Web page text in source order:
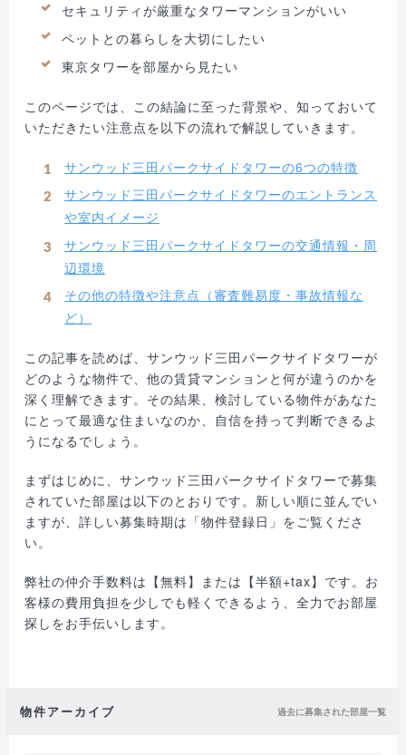
セキュリティが厳重なタワーマンションがいい
ペットとの暮らしを大切にしたい
東京タワーを部屋から見たい
このページでは、この結論に至った背景や、知っておいて
いただきたい注意点を以下の流れで解説していきます。
サンウッド三田パークサイドタワーの6つの特徴
サンウッド三田パークサイドタワーのエントランス
や室内イメージ
サンウッド三田パークサイドタワーの交通情報・周
辺環境
その他の特徴や注意点（審査難易度・事故情報な
ど）
この記事を読めば、サンウッド三田パークサイドタワーが
どのような物件で、他の賃貸マンションと何が違うのかを
深く理解できます。その結果、検討している物件があなた
にとって最適な住まいなのか、自信を持って判断できるよ
うになるでしょう。
まずはじめに、サンウッド三田パークサイドタワーで募集
されていた部屋は以下のとおりです。新しい順に並んでい
ますが、詳しい募集時期は「物件登録日」をご覧くださ
い。
弊社の仲介手数料は【無料】または【半額+tax】です。お
客様の費用負担を少しでも軽くできるよう、全力でお部屋
探しをお手伝いします。
物件アーカイブ 過去に募集された部屋一覧